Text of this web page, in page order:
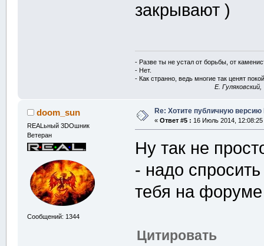
закрывают )
- Разве ты не устал от борьбы, от
- Нет.
- Как странно, ведь многие так ценят
E.
doom_sun
REALьный 3DOшник
Ветеран
Сообщений: 1344
Re: Хотите публичную версию
« Ответ #5 : 16 Июль 2014, 12:08:25
Ну так не
- надо
тебя на
Цитировать